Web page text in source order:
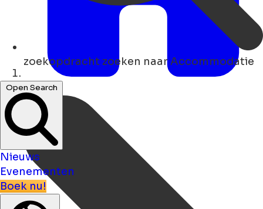
zoekopdracht zoeken naar Accommodatie
Open Search
Nieuws
Evenementen
Boek nu!
Thuis